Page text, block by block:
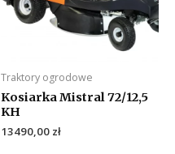
Traktory ogrodowe
Kosiarka Mistral 72/12,5
KH
13490,00 zł